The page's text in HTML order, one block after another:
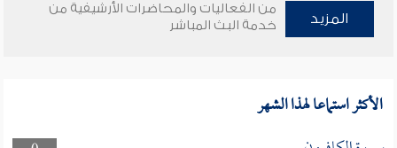
المزيد
من الفعاليات والمحاضرات الأرشيفية من
خدمة البث المباشر
الأكثر استماعا لهذا الشهر